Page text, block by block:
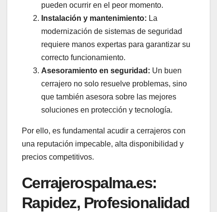
pueden ocurrir en el peor momento.
Instalación y mantenimiento: La
modernización de sistemas de seguridad
requiere manos expertas para garantizar su
correcto funcionamiento.
Asesoramiento en seguridad: Un buen
cerrajero no solo resuelve problemas, sino
que también asesora sobre las mejores
soluciones en protección y tecnología.
Por ello, es fundamental acudir a cerrajeros con
una reputación impecable, alta disponibilidad y
precios competitivos.
Cerrajerospalma.es:
Rapidez, Profesionalidad